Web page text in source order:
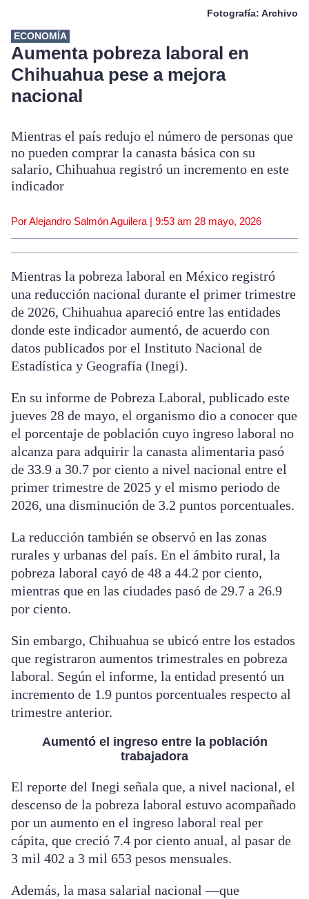
Fotografía: Archivo
ECONOMÍA
Aumenta pobreza laboral en
Chihuahua pese a mejora
nacional
Mientras el país redujo el número de personas que
no pueden comprar la canasta básica con su
salario, Chihuahua registró un incremento en este
indicador
Por Alejandro Salmón Aguilera | 9:53 am 28 mayo, 2026
Mientras la pobreza laboral en México registró
una reducción nacional durante el primer trimestre
de 2026, Chihuahua apareció entre las entidades
donde este indicador aumentó, de acuerdo con
datos publicados por el Instituto Nacional de
Estadística y Geografía (Inegi).
En su informe de Pobreza Laboral, publicado este
jueves 28 de mayo, el organismo dio a conocer que
el porcentaje de población cuyo ingreso laboral no
alcanza para adquirir la canasta alimentaria pasó
de 33.9 a 30.7 por ciento a nivel nacional entre el
primer trimestre de 2025 y el mismo periodo de
2026, una disminución de 3.2 puntos porcentuales.
La reducción también se observó en las zonas
rurales y urbanas del país. En el ámbito rural, la
pobreza laboral cayó de 48 a 44.2 por ciento,
mientras que en las ciudades pasó de 29.7 a 26.9
por ciento.
Sin embargo, Chihuahua se ubicó entre los estados
que registraron aumentos trimestrales en pobreza
laboral. Según el informe, la entidad presentó un
incremento de 1.9 puntos porcentuales respecto al
trimestre anterior.
Aumentó el ingreso entre la población
trabajadora
El reporte del Inegi señala que, a nivel nacional, el
descenso de la pobreza laboral estuvo acompañado
por un aumento en el ingreso laboral real per
cápita, que creció 7.4 por ciento anual, al pasar de
3 mil 402 a 3 mil 653 pesos mensuales.
Además, la masa salarial nacional —que